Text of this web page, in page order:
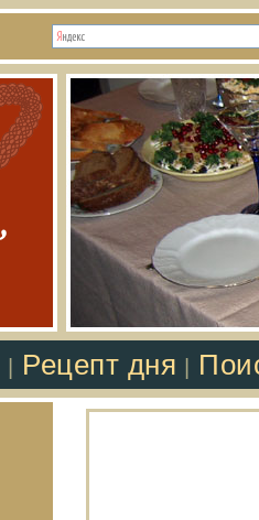
Рецепт дня